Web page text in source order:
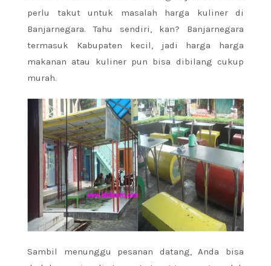
perlu takut untuk masalah harga kuliner di
Banjarnegara. Tahu sendiri, kan? Banjarnegara
termasuk Kabupaten kecil, jadi harga harga
makanan atau kuliner pun bisa dibilang cukup
murah.
Sambil menunggu pesanan datang, Anda bisa